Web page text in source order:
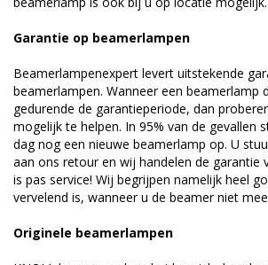
Garantie op beamerlampen
Beamerlampenexpert levert uitstekende
beamerlampen. Wanneer een beamerlamp
gedurende de garantieperiode, dan
mogelijk te helpen. In 95% van de gevallen
dag nog een nieuwe beamerlamp op. U
aan ons retour en wij handelen de garantie
is pas service! Wij begrijpen namelijk heel
vervelend is, wanneer u de beamer niet
Originele beamerlampen